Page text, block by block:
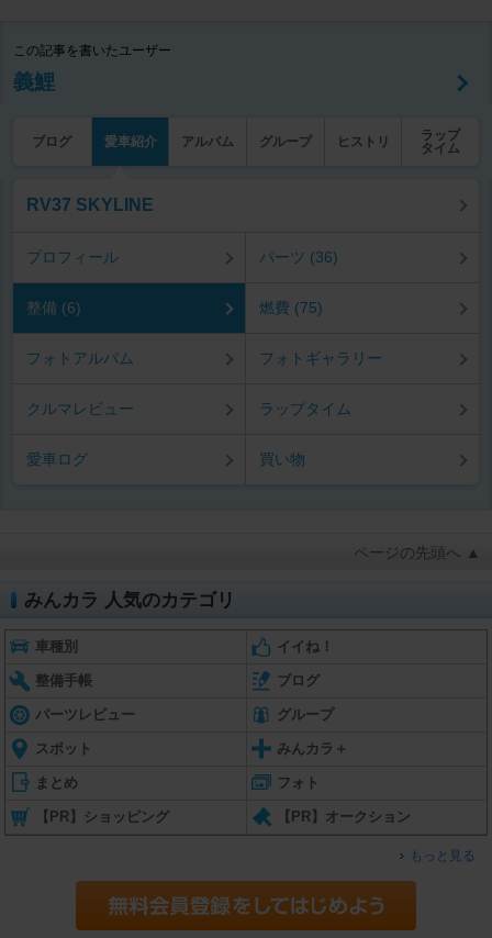
この記事を書いたユーザー
義鯉
ブログ 愛車紹介 アルバム グループ ヒストリ
ラップ
タイム
RV37 SKYLINE
プロフィール パーツ (36)
整備 (6) 燃費 (75)
フォトアルバム フォトギャラリー
クルマレビュー ラップタイム
愛車ログ 買い物
ページの先頭へ ▲
みんカラ 人気のカテゴリ
車種別 イイね！
整備手帳 ブログ
パーツレビュー グループ
スポット みんカラ＋
まとめ フォト
【PR】ショッピング 【PR】オークション
もっと見る